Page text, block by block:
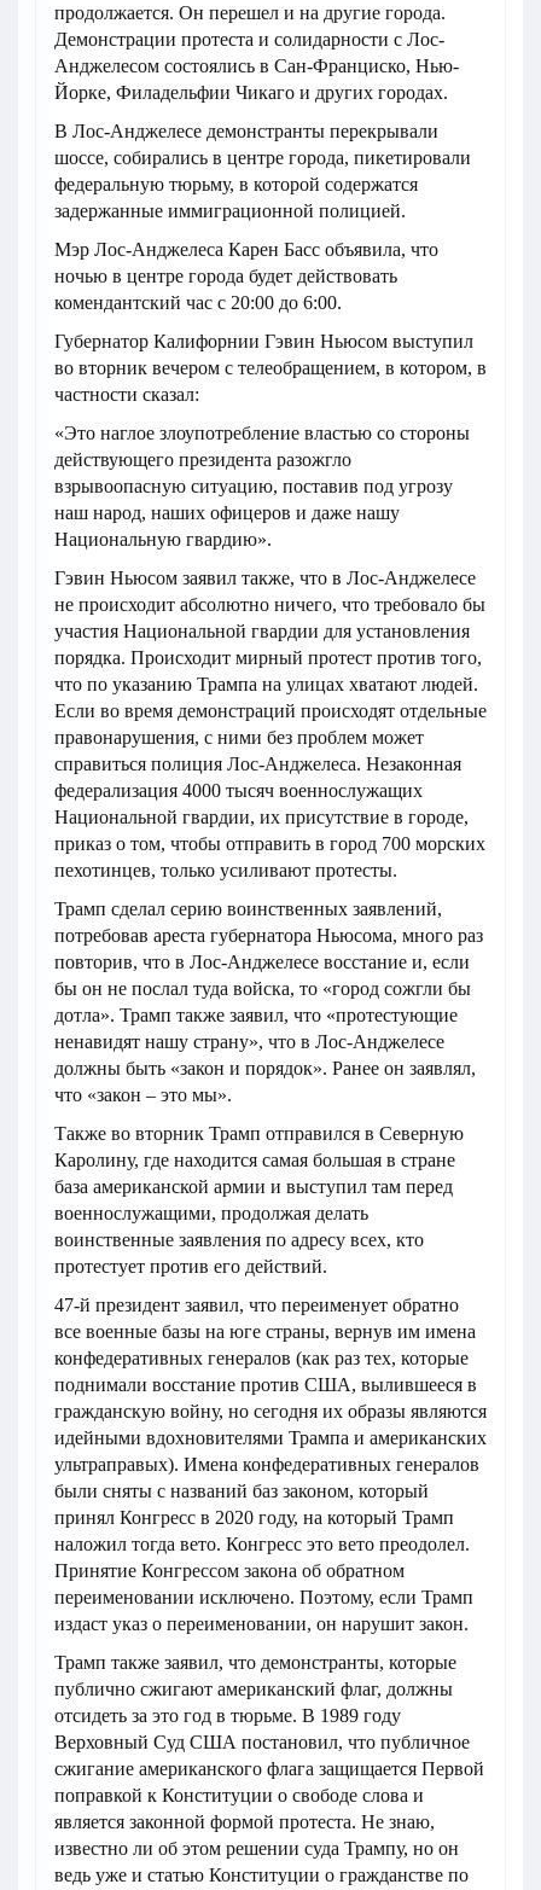
продолжается. Он перешел и на другие города.
Демонстрации протеста и солидарности с Лос-
Анджелесом состоялись в Сан-Франциско, Нью-
Йорке, Филадельфии Чикаго и других городах.
В Лос-Анджелесе демонстранты перекрывали
шоссе, собирались в центре города, пикетировали
федеральную тюрьму, в которой содержатся
задержанные иммиграционной полицией.
Мэр Лос-Анджелеса Карен Басс объявила, что
ночью в центре города будет действовать
комендантский час с 20:00 до 6:00.
Губернатор Калифорнии Гэвин Ньюсом выступил
во вторник вечером с телеобращением, в котором, в
частности сказал:
«Это наглое злоупотребление властью со стороны
действующего президента разожгло
взрывоопасную ситуацию, поставив под угрозу
наш народ, наших офицеров и даже нашу
Национальную гвардию».
Гэвин Ньюсом заявил также, что в Лос-Анджелесе
не происходит абсолютно ничего, что требовало бы
участия Национальной гвардии для установления
порядка. Происходит мирный протест против того,
что по указанию Трампа на улицах хватают людей.
Если во время демонстраций происходят отдельные
правонарушения, с ними без проблем может
справиться полиция Лос-Анджелеса. Незаконная
федерализация 4000 тысяч военнослужащих
Национальной гвардии, их присутствие в городе,
приказ о том, чтобы отправить в город 700 морских
пехотинцев, только усиливают протесты.
Трамп сделал серию воинственных заявлений,
потребовав ареста губернатора Ньюсома, много раз
повторив, что в Лос-Анджелесе восстание и, если
бы он не послал туда войска, то «город сожгли бы
дотла». Трамп также заявил, что «протестующие
ненавидят нашу страну», что в Лос-Анджелесе
должны быть «закон и порядок». Ранее он заявлял,
что «закон – это мы».
Также во вторник Трамп отправился в Северную
Каролину, где находится самая большая в стране
база американской армии и выступил там перед
военнослужащими, продолжая делать
воинственные заявления по адресу всех, кто
протестует против его действий.
47-й президент заявил, что переименует обратно
все военные базы на юге страны, вернув им имена
конфедеративных генералов (как раз тех, которые
поднимали восстание против США, вылившееся в
гражданскую войну, но сегодня их образы являются
идейными вдохновителями Трампа и американских
ультраправых). Имена конфедеративных генералов
были сняты с названий баз законом, который
принял Конгресс в 2020 году, на который Трамп
наложил тогда вето. Конгресс это вето преодолел.
Принятие Конгрессом закона об обратном
переименовании исключено. Поэтому, если Трамп
издаст указ о переименовании, он нарушит закон.
Трамп также заявил, что демонстранты, которые
публично сжигают американский флаг, должны
отсидеть за это год в тюрьме. В 1989 году
Верховный Суд США постановил, что публичное
сжигание американского флага защищается Первой
поправкой к Конституции о свободе слова и
является законной формой протеста. Не знаю,
известно ли об этом решении суда Трампу, но он
ведь уже и статью Конституции о гражданстве по